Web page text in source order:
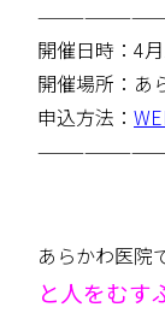
開催日時：4
開催場所：あ
申込方法：
あらかわ医院
と人をむ